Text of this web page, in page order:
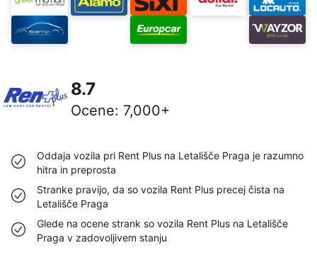
8.7
Ocene: 7,000+
Oddaja vozila pri Rent Plus na Letališče Praga je razumno
hitra in preprosta
Stranke pravijo, da so vozila Rent Plus precej čista na
Letališče Praga
Glede na ocene strank so vozila Rent Plus na Letališče
Praga v zadovoljivem stanju